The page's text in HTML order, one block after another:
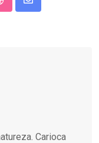
Share
Carioca